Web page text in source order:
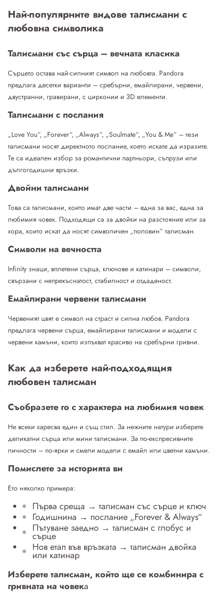
Най-популярните видове талисмани с
любовна символика
Талисмани със сърца – вечната класика
Сърцето остава най-силният символ на любовта. Pandora
предлага десетки варианти – сребърни, емайлирани, червени,
двустранни, гравирани, с цирконии и 3D елементи.
Талисмани с послания
„Love You“, „Forever“, „Always“, „Soulmate“, „You & Me“ – тези
талисмани носят директното послание, което искате да изразите.
Те са идеален избор за романтични партньори, съпрузи или
дългогодишни връзки.
Двойни талисмани
Това са талисмани, които имат две части – една за вас, една за
любимия човек. Подходящи са за двойки на разстояние или за
хора, които искат да носят символичен „половин“ талисман.
Символи на вечността
Infinity знаци, вплетени сърца, ключове и катинари – символи,
свързани с непрекъснатост, стабилност и отдаденост.
Емайлирани червени талисмани
Червеният цвят е символ на страст и силна любов. Pandora
предлага червени сърца, емайлирани талисмани и модели с
червени камъни, които изпъкват красиво на сребърни гривни.
Как да изберете най-подходящия
любовен талисман
Съобразете го с характера на любимия човек
Не всеки харесва един и същ стил. За нежните натури изберете
деликатни сърца или мини талисмани. За по-експресивните
личности – по-ярки и смели модели с емайл или цветни камъни.
Помислете за историята ви
Ето няколко примера:
Първа среща → талисман със сърце и ключ
Годишнина → послание „Forever & Always“
Пътуване заедно → талисман с глобус и
сърце
Нов етап във връзката → талисман двойка
или катинар
Изберете талисман, който ще се комбинира с
гривната на човека